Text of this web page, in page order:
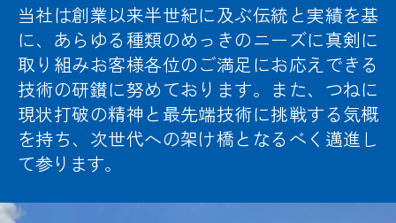
当社は創業以来半世紀に及ぶ伝統と実績を基
に、あらゆる種類のめっきのニーズに真剣に
取り組みお客様各位のご満足にお応えできる
技術の研鑚に努めております。また、つねに
現状打破の精神と最先端技術に挑戦する気概
を持ち、次世代への架け橋となるべく邁進し
て参ります。